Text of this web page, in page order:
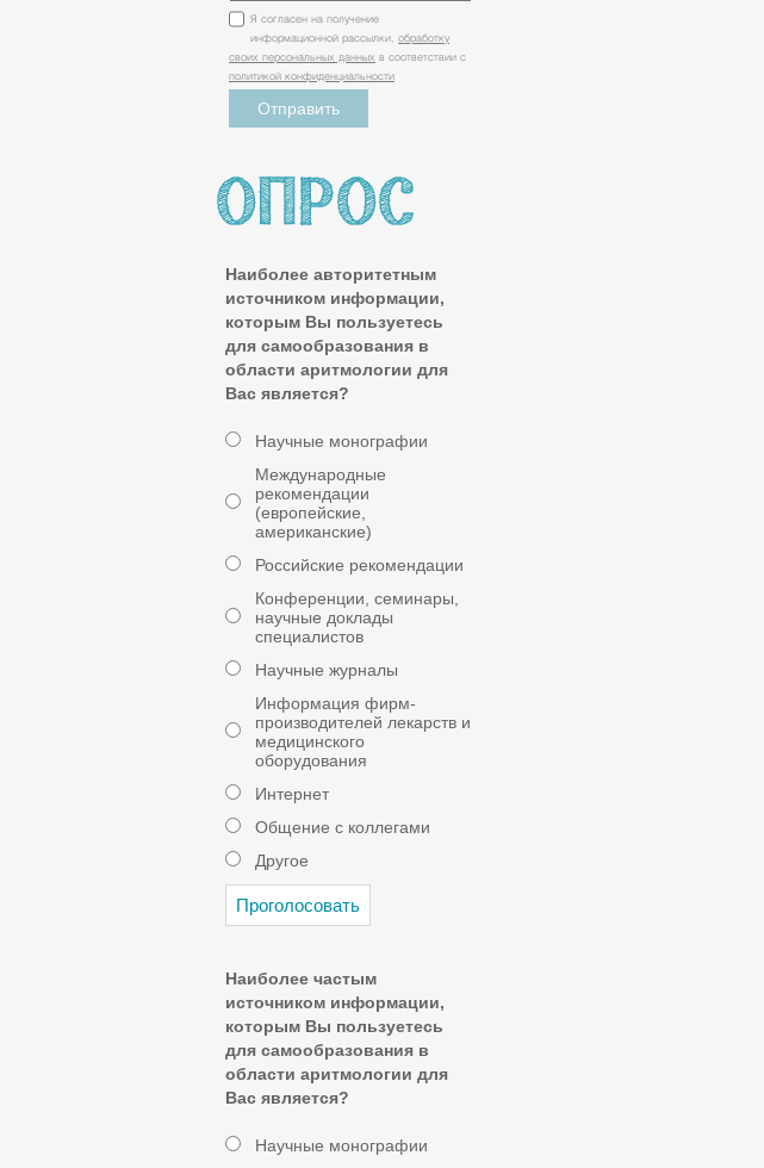
Я согласен на получение
информационной рассылки, обработку
своих персональных данных
в соответствии с
политикой конфиденциальности
Наиболее авторитетным
источником информации,
которым Вы пользуетесь
для самообразования в
области аритмологии для
Вас является?
Научные монографии
Международные
рекомендации
(европейские,
американские)
Российские рекомендации
Конференции, семинары,
научные доклады
специалистов
Научные журналы
Информация фирм-
производителей лекарств и
медицинского
оборудования
Интернет
Общение с коллегами
Другое
Наиболее частым
источником информации,
которым Вы пользуетесь
для самообразования в
области аритмологии для
Вас является?
Научные монографии